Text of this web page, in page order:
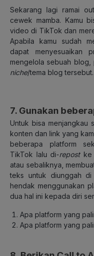
Sekarang lagi ramai
cewek mamba. Kamu
video di TikTok dan
Apabila kamu sudah
dapat menyesuaikan
mengelola sebuah
niche/tema blog tersebut.
7. Gunakan
Untuk bisa menjangkau
konten dan link yang
beberapa platform
TikTok lalu di-repostke
atau sebaliknya,
teks untuk diunggah di
hendak menggunakan
dua hal ini kepada diri
Apa platform yang
Apa platform yang